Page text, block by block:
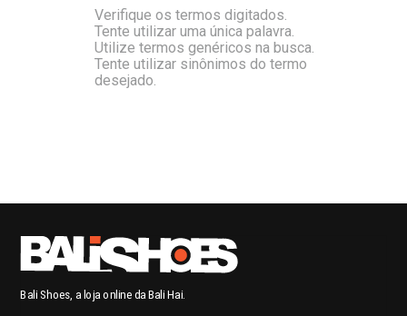
Verifique os termos digitados.
Tente utilizar uma única palavra.
Utilize termos genéricos na busca.
Tente utilizar sinônimos do termo
desejado.
Bali Shoes, a loja online da Bali Hai.